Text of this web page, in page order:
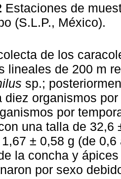
Estaciones de
(S.L.P., México).
de los
lineales de 200 m
sp.;
diez organismos
por
una talla de 32,6
± 0,58 g (de
la concha y
por sexo